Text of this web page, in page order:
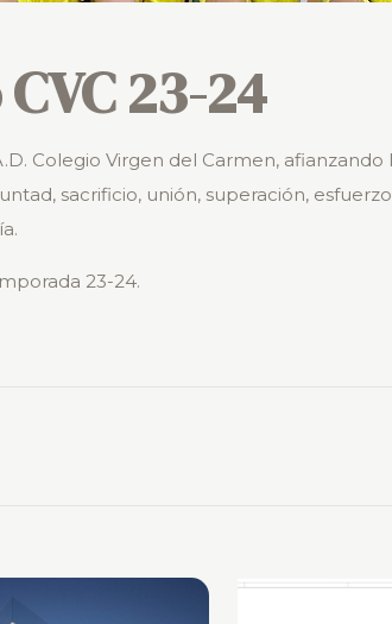
23-24
Colegio Virgen del Carmen,
sacrificio, unión, superación,
23-24.